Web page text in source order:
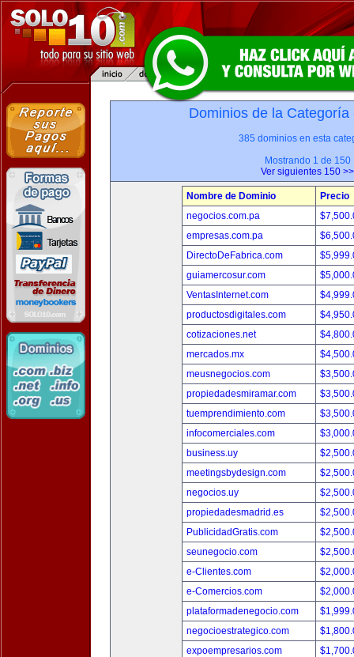
Dominios de la
385 dominios en esta
Mostrando 1 de 150
Ver siguientes 150 >>
Nombre de Dominio
Precio
negocios.com.pa
empresas.com.pa
DirectoDeFabrica.com
guiamercosur.com
VentasInternet.com
productosdigitales.com
cotizaciones.net
mercados.mx
meusnegocios.com
propiedadesmiramar.com
tuemprendimiento.com
infocomerciales.com
business.uy
meetingsbydesign.com
negocios.uy
propiedadesmadrid.es
PublicidadGratis.com
seunegocio.com
e-Clientes.com
e-Comercios.com
plataformadenegocio.com
negocioestrategico.com
expoempresarios.com